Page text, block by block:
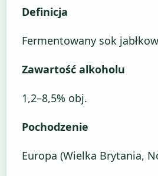
Definicja
Fermentowany sok
Zawartość alkoholu
1,2–8,5% obj.
Pochodzenie
Europa (Wielka Brytania,